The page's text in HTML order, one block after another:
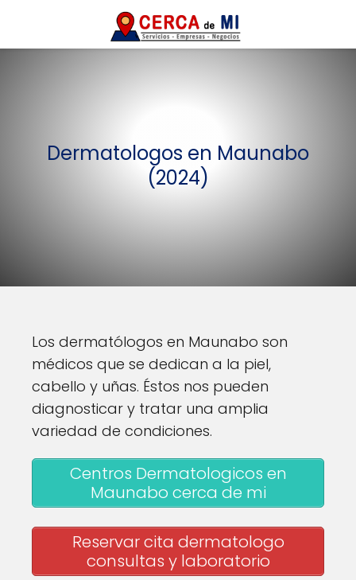
Dermatologos en Maunabo
(2024)
Los dermatólogos en Maunabo son
médicos que se dedican a la piel,
cabello y uñas. Éstos nos pueden
diagnosticar y tratar una amplia
variedad de condiciones.
Centros Dermatologicos en
Maunabo cerca de mi
Reservar cita dermatologo
consultas y laboratorio